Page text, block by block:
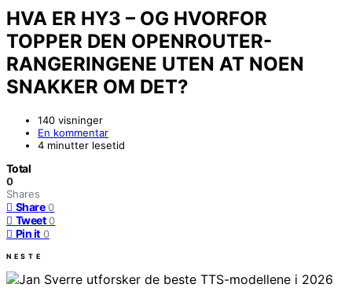
HVA ER HY3 – OG HVORFOR
TOPPER DEN OPENROUTER-
RANGERINGENE UTEN AT NOEN
SNAKKER OM DET?
140 visninger
En kommentar
4 minutter lesetid
Total
0
Shares
Share 0
Tweet 0
Pin it 0
NESTE